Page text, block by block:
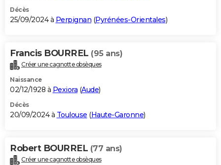
Décès
25/09/2024 à Perpignan (Pyrénées-Orientales)
Francis BOURREL (95 ans)
Créer une cagnotte obsèques
Naissance
02/12/1928 à Pexiora (Aude)
Décès
20/09/2024 à Toulouse (Haute-Garonne)
Robert BOURREL (77 ans)
Créer une cagnotte obsèques